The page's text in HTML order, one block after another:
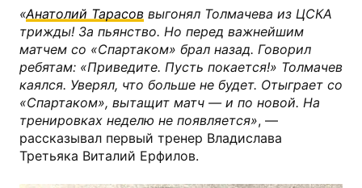
«Анатолий Тарасов выгонял Толмачева из ЦСКА
трижды! За пьянство. Но перед важнейшим
матчем со «Спартаком» брал назад. Говорил
ребятам: «Приведите. Пусть покается!» Толмачев
каялся. Уверял, что больше не будет. Отыграет со
«Спартаком», вытащит матч — и по новой. На
тренировках неделю не появляется», —
рассказывал первый тренер Владислава
Третьяка Виталий Ерфилов.